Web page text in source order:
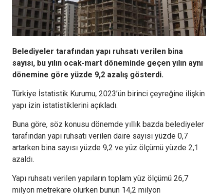
Belediyeler tarafından yapı ruhsatı verilen bina
sayısı, bu yılın ocak-mart döneminde geçen yılın aynı
dönemine göre yüzde 9,2 azalış gösterdi.
Türkiye İstatistik Kurumu, 2023’ün birinci çeyreğine ilişkin
yapı izin istatistiklerini açıkladı.
Buna göre, söz konusu dönemde yıllık bazda belediyeler
tarafından yapı ruhsatı verilen daire sayısı yüzde 0,7
artarken bina sayısı yüzde 9,2 ve yüz ölçümü yüzde 2,1
azaldı.
Yapı ruhsatı verilen yapıların toplam yüz ölçümü 26,7
milyon metrekare olurken bunun 14,2 milyon